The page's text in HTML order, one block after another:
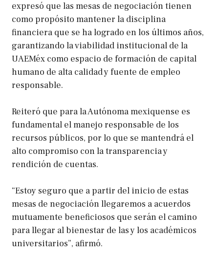
expresó que las mesas de negociación tienen
como propósito mantener la disciplina
financiera que se ha logrado en los últimos años,
garantizando la viabilidad institucional de la
UAEMéx como espacio de formación de capital
humano de alta calidad y fuente de empleo
responsable.
Reiteró que para la Autónoma mexiquense es
fundamental el manejo responsable de los
recursos públicos, por lo que se mantendrá el
alto compromiso con la transparencia y
rendición de cuentas.
“Estoy seguro que a partir del inicio de estas
mesas de negociación llegaremos a acuerdos
mutuamente beneficiosos que serán el camino
para llegar al bienestar de las y los académicos
universitarios”, afirmó.